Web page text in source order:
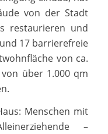
von der Stadt
restaurieren und
17 barrierefreie
von ca.
über 1.000 qm
Menschen mit
–